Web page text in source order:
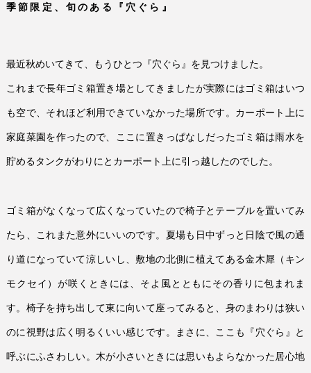
季節限定、旬のある『穴ぐら』
最近秋めいてきて、もうひとつ『穴ぐら』を見つけました。
これまで長年ゴミ箱置き場としてきましたが実際にはゴミ箱はいつ
も空で、それほど利用できていなかった場所です。カーポート上に
家庭菜園を作ったので、ここに置きっぱなしだったゴミ箱は雨水を
貯めるタンクがわりにとカーポート上に引っ越したのでした。
ゴミ箱がなくなって広くなっていたので椅子とテーブルを置いてみ
たら、これまた意外にいいのです。夏場も日中ずっと日陰で風の通
り道になっていて涼しいし、敷地の北側に植えてある金木犀（キン
モクセイ）が咲くときには、そよ風とともにその香りに包まれま
す。椅子を持ち出して東に向いて座ってみると、身のまわりは狭い
のに視野は広く明るくいい感じです。まさに、ここも『穴ぐら』と
呼ぶにふさわしい。木が小さいときには思いもよらなかった居心地